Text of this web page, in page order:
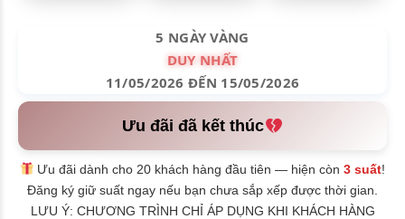
5 NGÀY VÀNG
DUY NHẤT
11/05/2026 ĐẾN 15/05/2026
Ưu đãi đã kết thúc
Ưu đãi dành cho 20 khách hàng đầu tiên — hiện còn3 suất!
Đăng ký giữ suất ngay nếu bạn chưa sắp xếp được thời gian.
LƯU Ý: CHƯƠNG TRÌNH CHỈ ÁP DỤNG KHI KHÁCH HÀNG